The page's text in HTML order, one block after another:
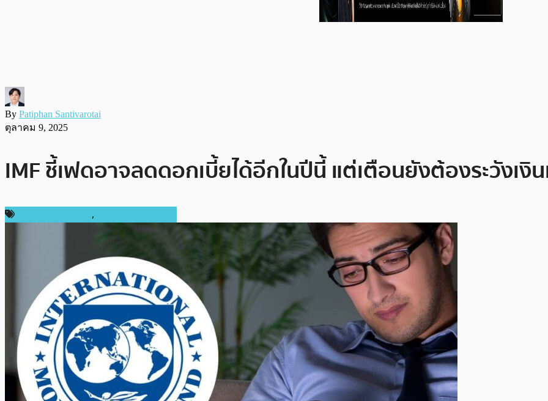
By Patiphan Santivarotai
ตุลาคม 9, 2025
IMF ชี้เฟดอาจลดดอกเบี้ยได้อีกในปีนี้ แต่เตือนยังต้องระวังเงิ
,